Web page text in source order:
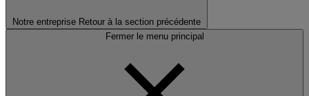
Notre entreprise Retour à la section précédente
Fermer le menu principal